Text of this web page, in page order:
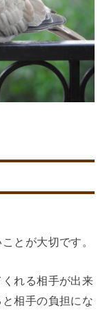
とが大切です。
れる相手が出来
相手の負担にな